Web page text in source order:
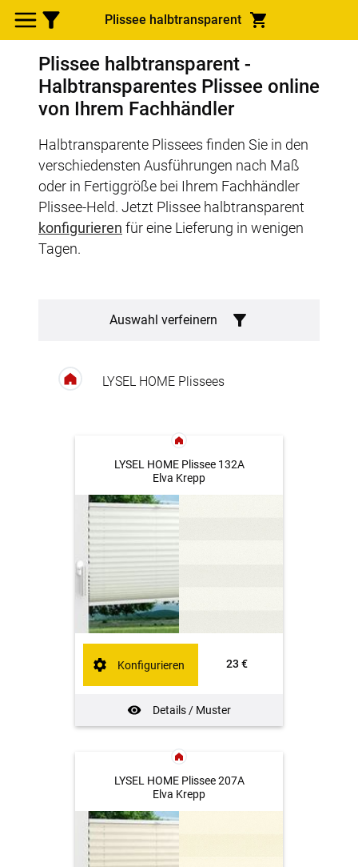
Plissee halbtransparent
Plissee halbtransparent -
Halbtransparentes Plissee online
von Ihrem Fachhändler
Halbtransparente Plissees finden Sie in den
verschiedensten Ausführungen nach Maß
oder in Fertiggröße bei Ihrem Fachhändler
Plissee-Held. Jetzt Plissee halbtransparent
konfigurieren für eine Lieferung in wenigen
Tagen.
Auswahl verfeinern
LYSEL HOME Plissees
LYSEL HOME Plissee 132A
Elva Krepp
23 €
Details / Muster
Konfigurieren
LYSEL HOME Plissee 207A
Elva Krepp